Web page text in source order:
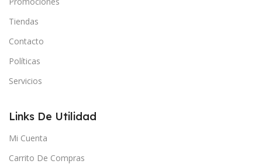
Tiendas
Contacto
Políticas
Servicios
Links De Utilidad
Mi Cuenta
Carrito De Compras